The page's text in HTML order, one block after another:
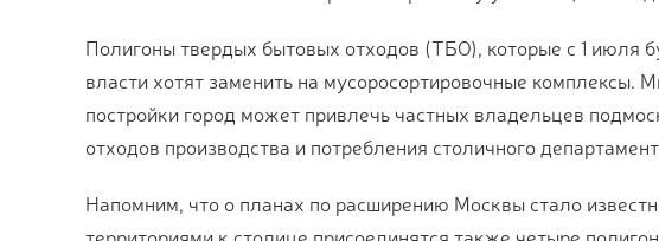
Полигоны твердых бытовых отходов (ТБО), которые с 1 июля
власти хотят заменить на мусоросортировочные комплексы.
постройки город может привлечь частных владельцев
отходов производства и потребления столичного
Напомним, что о планах по расширению Москвы стало
территориями к столице присоединятся также четыре